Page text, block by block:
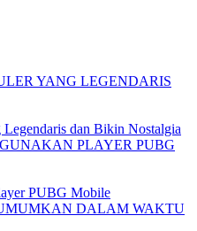
Legendaris dan Bikin Nostalgia
PUBG Mobile